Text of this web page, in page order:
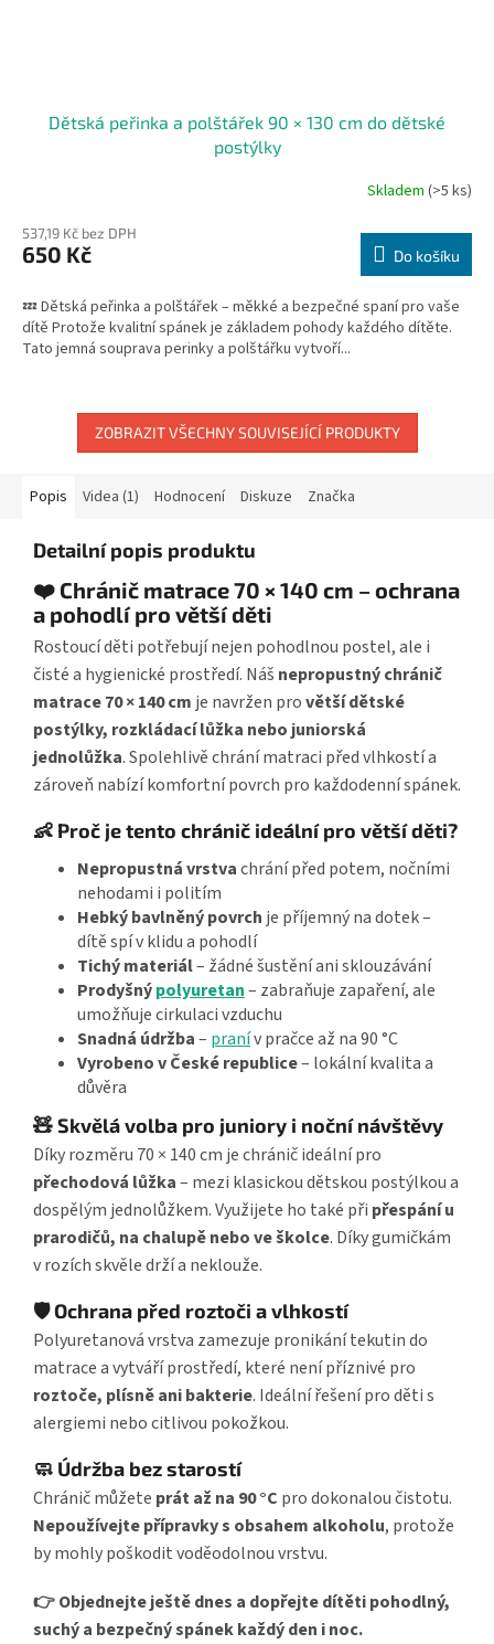
Dětská peřinka a polštářek 90 × 130 cm do dětské
postýlky
Skladem (>5 ks)
537,19 Kč bez DPH
650 Kč Do košíku
💤 Dětská peřinka a polštářek – měkké a bezpečné spaní pro vaše
dítě Protože kvalitní spánek je základem pohody každého dítěte.
Tato jemná souprava perinky a polštářku vytvoří...
ZOBRAZIT VŠECHNY SOUVISEJÍCÍ PRODUKTY
Popis Videa (1) Hodnocení Diskuze Značka
Detailní popis produktu
❤️ Chránič matrace 70 × 140 cm – ochrana
a pohodlí pro větší děti
Rostoucí děti potřebují nejen pohodlnou postel, ale i
čisté a hygienické prostředí. Náš nepropustný chránič
matrace 70 × 140 cm je navržen provětší dětské
postýlky, rozkládací lůžka nebo juniorská
jednolůžka. Spolehlivě chrání matraci před vlhkostí a
zároveň nabízí komfortní povrch pro každodenní spánek.
👶 Proč je tento chránič ideální pro větší děti?
Nepropustná vrstvachrání před potem, nočními
nehodami i politím
Hebký bavlněný povrch je příjemný na dotek –
dítě spí v klidu a pohodlí
Tichý materiál– žádné šustění ani sklouzávání
Prodyšnýpolyuretan– zabraňuje zapaření, ale
umožňuje cirkulaci vzduchu
Snadná údržba– pranív pračce až na 90 °C
Vyrobeno v České republice– lokální kvalita a
důvěra
🧸 Skvělá volba pro juniory i noční návštěvy
Díky rozměru 70 × 140 cm je chránič ideální pro
přechodová lůžka– mezi klasickou dětskou postýlkou a
dospělým jednolůžkem. Využijete ho také při přespání u
prarodičů, na chalupě nebo ve školce. Díky gumičkám
v rozích skvěle drží a neklouže.
🛡️ Ochrana před roztoči a vlhkostí
Polyuretanová vrstva zamezuje pronikání tekutin do
matrace a vytváří prostředí, které není příznivé pro
roztoče, plísně ani bakterie. Ideální řešení pro děti s
alergiemi nebo citlivou pokožkou.
🧼 Údržba bez starostí
Chránič můžete prát až na 90 °C pro dokonalou čistotu.
Nepoužívejte přípravky s obsahem alkoholu, protože
by mohly poškodit voděodolnou vrstvu.
👉 Objednejte ještě dnes a dopřejte dítěti pohodlný,
suchý a bezpečný spánek každý den i noc.